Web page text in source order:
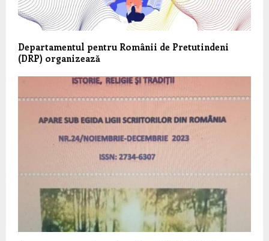
Departamentul pentru Românii de Pretutindeni
(DRP) organizează